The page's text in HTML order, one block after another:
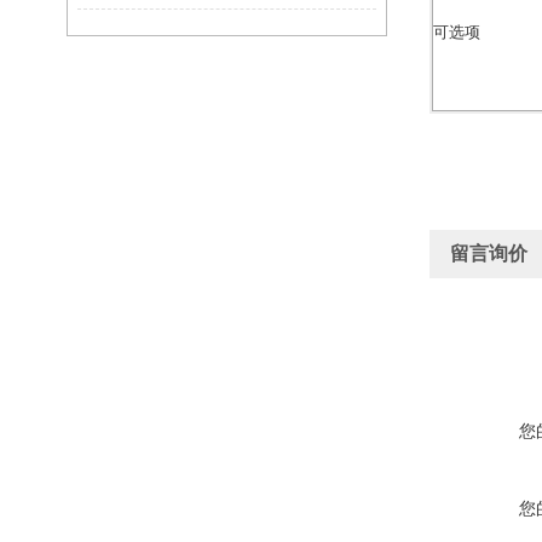
可选项
留言询价
您
您